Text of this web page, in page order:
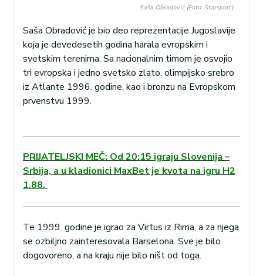
Saša Obradović (Foto: Starsport)
Saša Obradović je bio deo reprezentacije Jugoslavije
koja je devedesetih godina harala evropskim i
svetskim terenima. Sa nacionalnim timom je osvojio
tri evropska i jedno svetsko zlato. olimpijsko srebro
iz Atlante 1996. godine, kao i bronzu na Evropskom
prvenstvu 1999.
PRIJATELJSKI MEČ: Od 20:15 igraju Slovenija –
Srbija, a u kladionici MaxBet je kvota na igru H2
1.88.
Te 1999. godine je igrao za Virtus iz Rima, a za njega
se ozbiljno zainteresovala Barselona. Sve je bilo
dogovoreno, a na kraju nije bilo ništ od toga.